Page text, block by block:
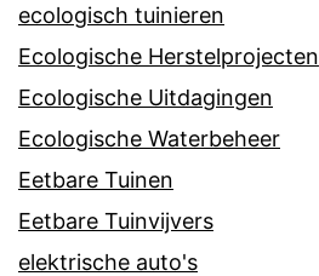
ecologisch tuinieren
Ecologische Herstelprojecten
Ecologische Uitdagingen
Ecologische Waterbeheer
Eetbare Tuinen
Eetbare Tuinvijvers
elektrische auto's